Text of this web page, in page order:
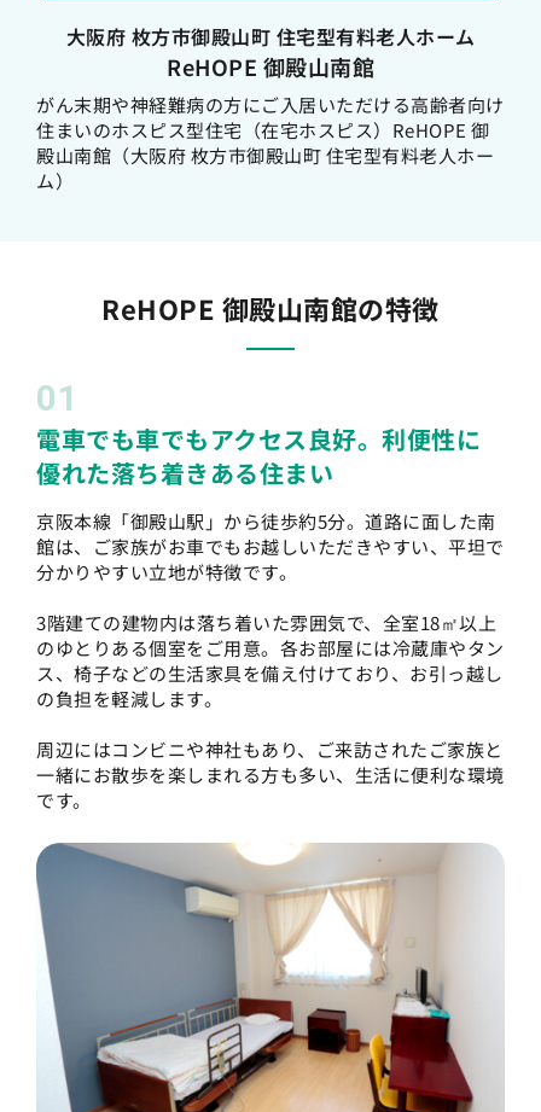
大阪府 枚方市御殿山町 住宅型有料老人ホーム
ReHOPE 御殿山南館
がん末期や神経難病の方にご入居いただける高齢者向け
住まいのホスピス型住宅（在宅ホスピス）ReHOPE 御
殿山南館（大阪府 枚方市御殿山町 住宅型有料老人ホー
ム）
ReHOPE 御殿山南館の特徴
01
電車でも車でもアクセス良好。利便性に
優れた落ち着きある住まい
京阪本線「御殿山駅」から徒歩約5分。道路に面した南
館は、ご家族がお車でもお越しいただきやすい、平坦で
分かりやすい立地が特徴です。
3階建ての建物内は落ち着いた雰囲気で、全室18㎡以上
のゆとりある個室をご用意。各お部屋には冷蔵庫やタン
ス、椅子などの生活家具を備え付けており、お引っ越し
の負担を軽減します。
周辺にはコンビニや神社もあり、ご来訪されたご家族と
一緒にお散歩を楽しまれる方も多い、生活に便利な環境
です。